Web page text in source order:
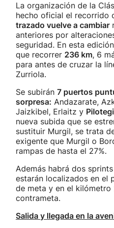
La organización de la
hecho oficial el recorrido
trazado vuelve a cambiar
anteriores por
seguridad. En esta
que recorrer 236 km, 6
para antes de cruzar la
Zurriola.
Se subirán 7 puertos
sorpresa: Andazarate,
Jaizkibel, Erlaitz y Pilotegi
nueva subida que se
sustituir Murgil, se trata
exigente que Murgil o
rampas de hasta el 27%.
Además habrá dos
estarán localizados en el
de meta y en el kilómetro
contrameta.
Salida y llegada en la